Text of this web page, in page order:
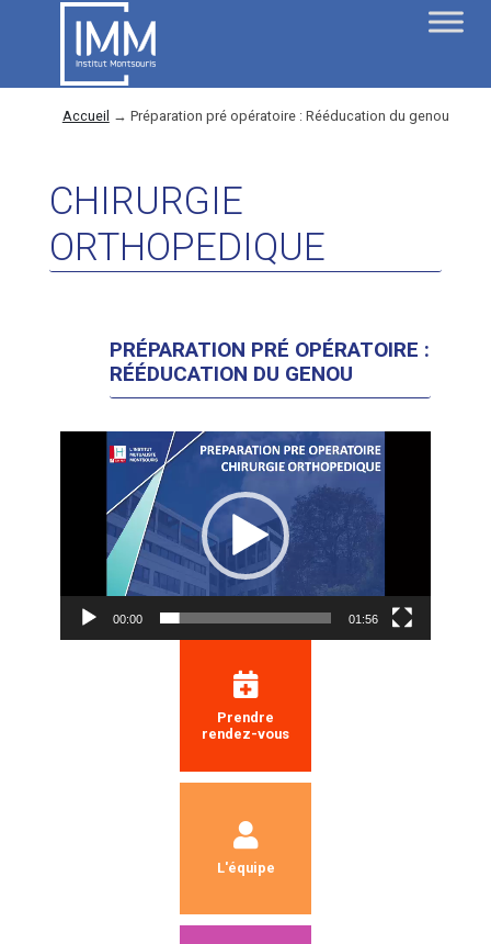
Accueil → Préparation pré opératoire : Rééducation du genou
CHIRURGIE
ORTHOPEDIQUE
PRÉPARATION PRÉ OPÉRATOIRE :
RÉÉDUCATION DU GENOU
Lecteur
00:00 01:56
Prendre
rendez-vous
L'équipe